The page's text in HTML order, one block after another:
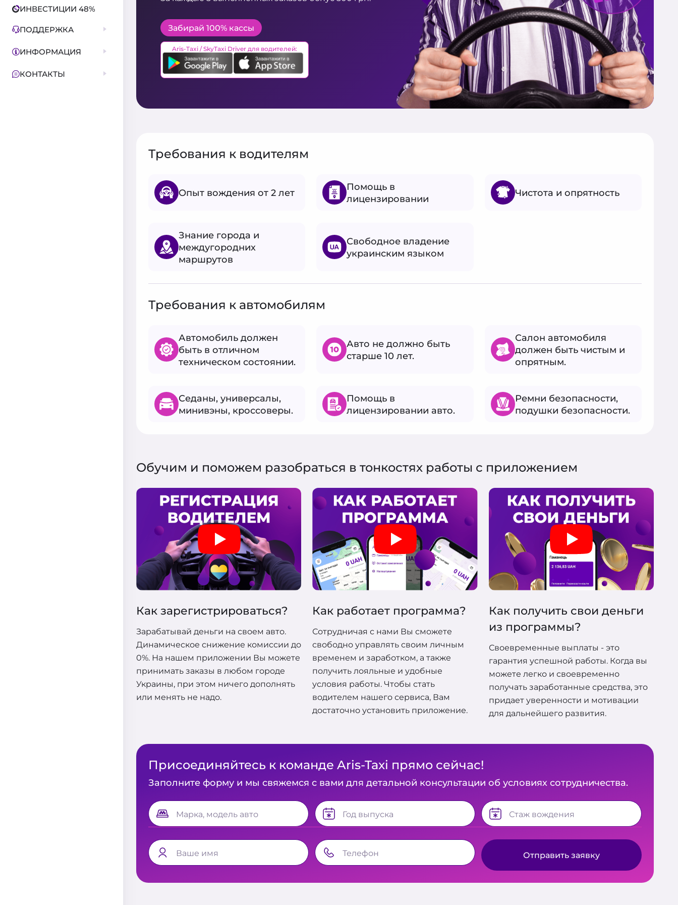
ИНВЕСТИЦИИ 48%
ПОДДЕРЖКА
ИНФОРМАЦИЯ
КОНТАКТЫ
Забирай 100% кассы
Aris-Taxi / SkyTaxi Driver для водителей:
Требования к водителям
Опыт вождения от 2 лет
Помощь в
лицензировании
Чистота и опрятность
Знание города и
междугородних
маршрутов
Свободное владение
украинским языком
Требования к автомобилям
Автомобиль должен
быть в отличном
техническом состоянии.
Авто не должно быть
старше 10 лет.
Салон автомобиля
должен быть чистым и
опрятным.
Седаны, универсалы,
минивэны, кроссоверы.
Помощь в
лицензировании авто.
Ремни безопасности,
подушки безопасности.
Обучим и поможем разобраться в тонкостях работы с приложением
Как зарегистрироваться?
Зарабатывай деньги на своем авто.
Динамическое снижение комиссии до
0%. На нашем приложении Вы можете
принимать заказы в любом городе
Украины, при этом ничего дополнять
или менять не надо.
Как работает программа?
Сотрудничая с нами Вы сможете
свободно управлять своим личным
временем и заработком, а также
получить лояльные и удобные
условия работы. Чтобы стать
водителем нашего сервиса, Вам
достаточно установить приложение.
Как получить свои деньги
из программы?
Своевременные выплаты - это
гарантия успешной работы. Когда вы
можете легко и своевременно
получать заработанные средства, это
придает уверенности и мотивации
для дальнейшего развития.
Присоединяйтесь к команде Aris-Taxi прямо сейчас!
Заполните форму и мы свяжемся с вами для детальной консультации об условиях сотрудничества.
Марка, модель авто Год выпуска Стаж вождения
Ваше имя Телефон Отправить заявку
Закажите такси в 1 клик!
Заполните короткую форму и
наше авто будет у вас уже через
несколько минут.
Телефон
Ваше имя
3 минуты
и мы вам перезвоним!
Спасибо, Ваш запрос принят, и мы
вскоре свяжемся с вами для